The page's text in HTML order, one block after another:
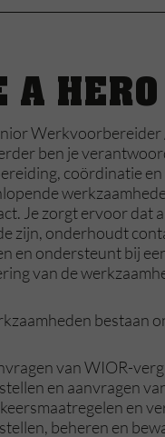
A HERO
Werkvoorbereider
ben je
coördinatie
Je zorgt ervoor dat
zijn, onderhoudt
en ondersteunt bij
van de
bestaan
van WIOR-
en aanvragen
en
beheren en